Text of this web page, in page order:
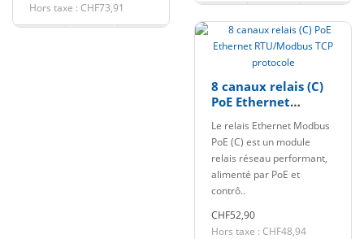
Hors taxe : CHF73,91
8 canaux relais (C)
PoE Ethernet
protocole
Le relais Ethernet Modbus
PoE (C) est un module
relais réseau performant,
alimenté par PoE et
contrô..
CHF52,90
Hors taxe : CHF48,94